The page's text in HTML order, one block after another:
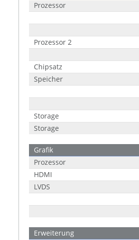
Prozessor
Prozessor 2
Chipsatz
Speicher
Storage
Storage
Grafik
Prozessor
HDMI
LVDS
Erweiterung